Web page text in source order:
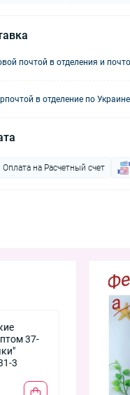
почтой в отделения и
в отделение по Украине
Оплата на Расчетный счет
37-
3